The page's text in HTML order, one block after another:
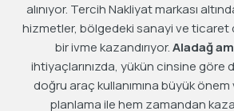
alınıyor. Tercih Nakliyat markası
hizmetler, bölgedeki sanayi ve
bir ivme kazandırıyor.Aladağ
ihtiyaçlarınızda, yükün cinsine göre
doğru araç kullanımına büyük
planlama ile hem zamandan